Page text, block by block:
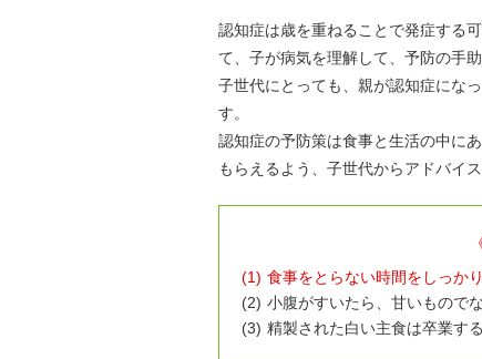
認知症は歳を重ねることで発症する
て、子が病気を理解して、予防の手
子世代にとっても、親が認知症にな
す。
認知症の予防策は食事と生活の中に
もらえるよう、子世代からアドバイ
(1) 食事をとらない時間をしっか
(2) 小腹がすいたら、甘いもので
(3) 精製された白い主食は卒業す